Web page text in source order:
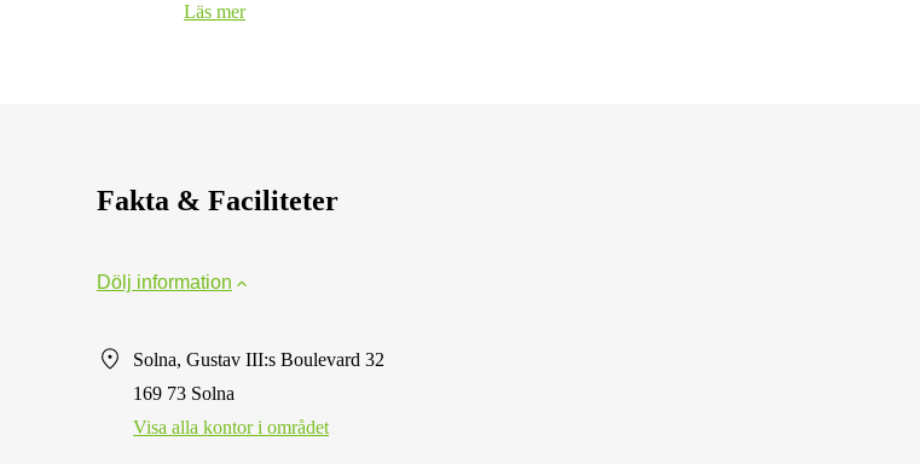
Läs mer
Fakta & Faciliteter
Dölj information
Solna, Gustav III:s Boulevard 32
169 73 Solna
Visa alla kontor i området